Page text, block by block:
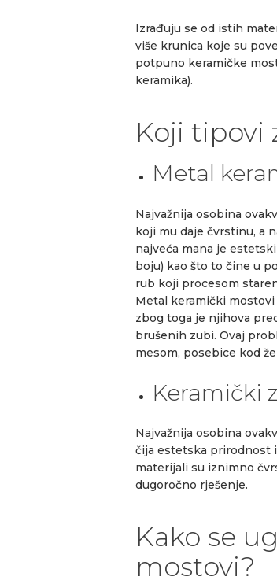
Izrađuju se od istih
više krunica koje su
potpuno keramičke
keramika).
Koji tipovi
Metal
Najvažnija osobina
koji mu daje čvrstinu, a
najveća mana je
boju) kao što to čine u
rub koji procesom
Metal keramički
zbog toga je njihova
brušenih zubi. Ovaj
mesom, posebice kod
Keramički
Najvažnija osobina
čija estetska prirodnost
materijali su iznimno
dugoročno rješenje.
Kako se
mostovi?